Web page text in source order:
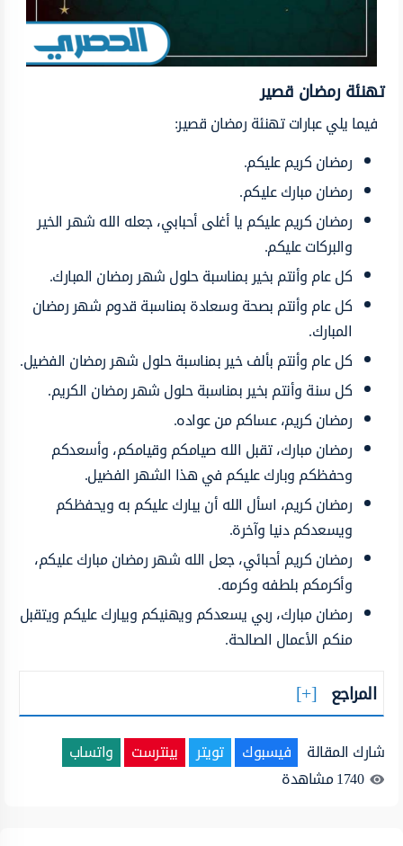
تهنئة رمضان قصير
فيما يلي عبارات تهنئة رمضان قصير:
رمضان كريم عليكم.
رمضان مبارك عليكم.
رمضان كريم عليكم يا أغلى أحبابي، جعله الله شهر الخير
والبركات عليكم.
كل عام وأنتم بخير بمناسبة حلول شهر رمضان المبارك.
كل عام وأنتم بصحة وسعادة بمناسبة قدوم شهر رمضان
المبارك.
كل عام وأنتم بألف خير بمناسبة حلول شهر رمضان الفضيل.
كل سنة وأنتم بخير بمناسبة حلول شهر رمضان الكريم.
رمضان كريم، عساكم من عواده.
رمضان مبارك، تقبل الله صيامكم وقيامكم، وأسعدكم
وحفظكم وبارك عليكم في هذا الشهر الفضيل.
رمضان كريم، اسأل الله أن يبارك عليكم به ويحفظكم
ويسعدكم دنيا وآخرة.
رمضان كريم أحبائي، جعل الله شهر رمضان مبارك عليكم،
وأكرمكم بلطفه وكرمه.
رمضان مبارك، ربي يسعدكم ويهنيكم ويبارك عليكم ويتقبل
منكم الأعمال الصالحة.
المراجع
شارك المقالة فيسبوك تويتر بينترست
واتساب
1740مشاهدة